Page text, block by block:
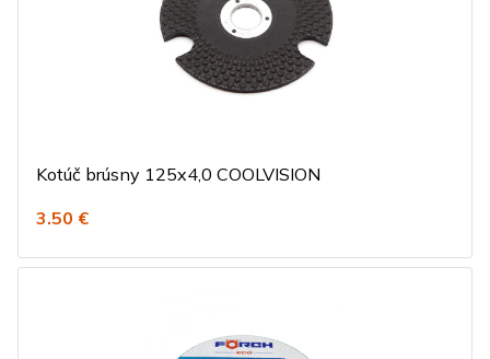
Kotúč brúsny 125x4,0 COOLVISION
3.50 €